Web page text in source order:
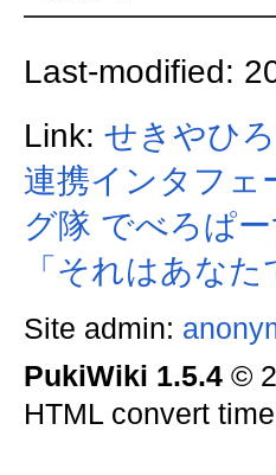
Last-modified:
Link: せきやひ
連携インタフェ
グ隊 でべろぱ
「それはあな
Site admin:
PukiWiki 1.5.4©
HTML convert